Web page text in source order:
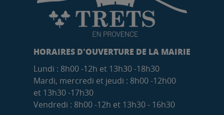
HORAIRES D'OUVERTURE DE LA MAIRIE
Lundi : 8h00 -12h et 13h30 -18h30
Mardi, mercredi et jeudi : 8h00 -12h00
et 13h30 -17h30
Vendredi : 8h00 -12h et 13h30 - 16h30